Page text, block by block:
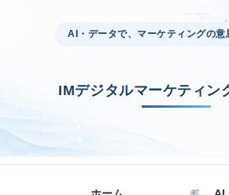
AI・データで、マーケティングの意
IMデジタルマーケティン